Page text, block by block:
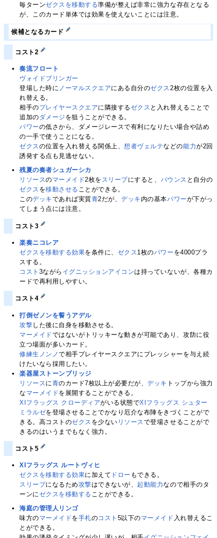
毎ターンゼクスを移動する準備が整えば非常に強力な存在となる
が、このカード単体では効果を使えないことには注意。
候補となるカード
コスト2
奏流フロート
ヴォイドブリンガー
登場した時に ノーマルスクエアにある自分のゼクス2枚の位置を入
れ替える。
相手のプレイヤースクエアに隣接するゼクス と入れ替えることで
追加のダメージ を狙うことができる。
パワーの低さから、ダメージレースで有利になりたい場合や詰め
の一手で使うことになる。
ゼクスの位置を入れ替える関係上、想者ヴェルテなどの能力が2回
誘発する点も見逃せない。
残夏の奏者シュガーシカ
リソースのマーメイド2枚を スリープにすると、 バウンス と自分の
ゼクス を移動させる ことができる。
このデッキであれば実質青2だが、デッキ 内の基本パワーが下がっ
てしまう点には注意。
コスト3
楽奏ニコレア
ゼクスを移動する効果を条件に、 ゼクス 1枚のパワー を4000プラ
スする。
コスト 3ながら イグニッションアイコンは持っていないが、各種カ
ードで再利用しやすい。
コスト4
打倒ゼノンを誓うアデル
攻撃した後に自身を移動させる。
マーメイドではないがトリッキーな動きが可能であり、攻防に役
立つ場面が多いカード。
修練生ノンノで相手プレイヤースクエアにプレッシャーを与え続
けたいなら採用したい。
楽器屋ストーンブリッジ
リソース に青のカード7枚以上が必要だが、デッキ トップから強力
な マーメイドを展開することができる。
XIフラッグス クローディアがいる状態でXIフラッグス シュター
ミラルゼを登場させることでかなり厄介な布陣をきづくことがで
きる。高コストのゼクス を少ない リソース で登場させることがで
きるのはいうまでもなく強力。
コスト5
XIフラッグス ルートヴィヒ
ゼクスを移動する効果に加えて ドロー もできる。
スリープになるため攻撃はできないが、 起動能力なので相手のタ
ーンにゼクスを移動する ことができる。
海庭の管理人リンゴ
味方のマーメイドを手札のコスト 5以下のマーメイド 入れ替えるこ
とができる。